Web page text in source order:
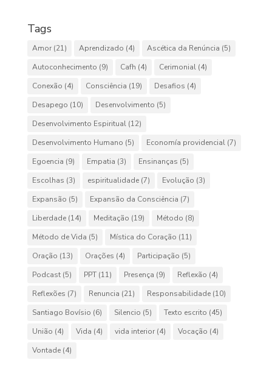
Tags
Amor(21) Aprendizado (4) Ascética da Renúncia (5)
Autoconhecimento (9) Cafh (4) Cerimonial(4)
Conexão (4) Consciência (19) Desafios (4)
Desapego (10) Desenvolvimento (5)
Desenvolvimento Espiritual(12)
Desenvolvimento Humano (5) Economía providencial(7)
Egoencia (9) Empatia (3) Ensinanças (5)
Escolhas (3) espiritualidade(7) Evolução (3)
Expansão (5) Expansão da Consciência (7)
Liberdade(14) Meditação (19) Método (8)
Método de Vida (5) Mística do Coração (11)
Oração (13) Orações (4) Participação (5)
Podcast(5) PPT(11) Presença (9) Reflexão (4)
Reflexões (7) Renuncia (21) Responsabilidade(10)
Santiago Bovísio (6) Silencio (5) Texto escrito (45)
União (4) Vida (4) vida interior(4) Vocação (4)
Vontade(4)